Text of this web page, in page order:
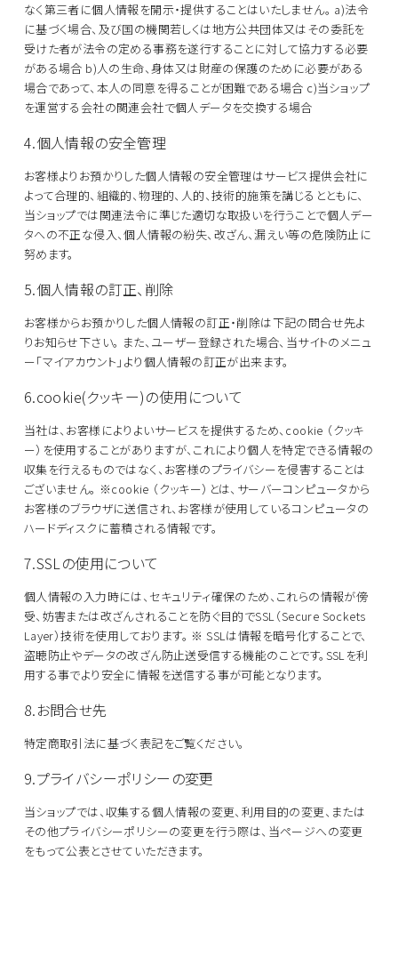
なく第三者に個人情報を開示・提供することはいたしません。 a)法令
に基づく場合、及び国の機関若しくは地方公共団体又はその委託を
受けた者が法令の定める事務を遂行することに対して協力する必要
がある場合 b)人の生命、身体又は財産の保護のために必要がある
場合であって、本人の同意を得ることが困難である場合 c)当ショップ
を運営する会社の関連会社で個人データを交換する場合
4.個人情報の安全管理
お客様よりお預かりした個人情報の安全管理はサービス提供会社に
よって合理的、組織的、物理的、人的、技術的施策を講じるとともに、
当ショップでは関連法令に準じた適切な取扱いを行うことで個人デー
タへの不正な侵入、個人情報の紛失、改ざん、漏えい等の危険防止に
努めます。
5.個人情報の訂正、削除
お客様からお預かりした個人情報の訂正・削除は下記の問合せ先よ
りお知らせ下さい。 また、ユーザー登録された場合、当サイトのメニュ
ー「マイアカウント」より個人情報の訂正が出来ます。
6.cookie(クッキー)の使用について
当社は、お客様によりよいサービスを提供するため、cookie （クッキ
ー）を使用することがありますが、これにより個人を特定できる情報の
収集を行えるものではなく、お客様のプライバシーを侵害することは
ございません。 ※cookie （クッキー）とは、サーバーコンピュータから
お客様のブラウザに送信され、お客様が使用しているコンピュータの
ハードディスクに蓄積される情報です。
7.SSLの使用について
個人情報の入力時には、セキュリティ確保のため、これらの情報が傍
受、妨害または改ざんされることを防ぐ目的でSSL（Secure Sockets
Layer）技術を使用しております。 ※ SSLは情報を暗号化することで、
盗聴防止やデータの改ざん防止送受信する機能のことです。SSLを利
用する事でより安全に情報を送信する事が可能となります。
8.お問合せ先
特定商取引法に基づく表記をご覧ください。
9.プライバシーポリシーの変更
当ショップでは、収集する個人情報の変更、利用目的の変更、または
その他プライバシーポリシーの変更を行う際は、当ページへの変更
をもって公表とさせていただきます。